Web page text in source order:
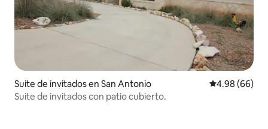
Suite de invitados en San Antonio Calificación
4.98 (66)
Suite de invitados con patio cubierto.